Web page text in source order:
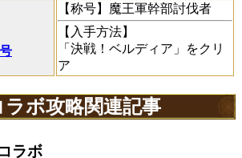
【称号】魔王軍幹部討伐者
【入手方法】
「決戦！ベルディア」をクリ
ア
ボ攻略関連記事
ラボ